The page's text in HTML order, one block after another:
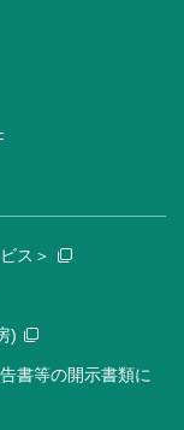
ス＞
)
書等の開示書類に